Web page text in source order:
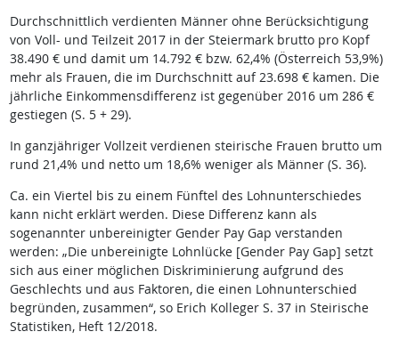
Durchschnittlich verdienten Männer ohne Berücksichtigung
von Voll- und Teilzeit 2017 in der Steiermark brutto pro Kopf
38.490 € und damit um 14.792 € bzw. 62,4% (Österreich 53,9%)
mehr als Frauen, die im Durchschnitt auf 23.698 € kamen. Die
jährliche Einkommensdifferenz ist gegenüber 2016 um 286 €
gestiegen (S. 5 + 29).
In ganzjähriger Vollzeit verdienen steirische Frauen brutto um
rund 21,4% und netto um 18,6% weniger als Männer (S. 36).
Ca. ein Viertel bis zu einem Fünftel des Lohnunterschiedes
kann nicht erklärt werden. Diese Differenz kann als
sogenannter unbereinigter Gender Pay Gap verstanden
werden: „Die unbereinigte Lohnlücke [Gender Pay Gap] setzt
sich aus einer möglichen Diskriminierung aufgrund des
Geschlechts und aus Faktoren, die einen Lohnunterschied
begründen, zusammen“, so Erich Kolleger S. 37 in Steirische
Statistiken, Heft 12/2018.